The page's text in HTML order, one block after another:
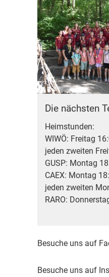
Die nächsten
Heimstunden:
WIWÖ: Freitag
jeden zweiten
GUSP: Montag
CAEX: Montag
jeden zweiten
RARO:
Besuche uns auf
Besuche uns auf